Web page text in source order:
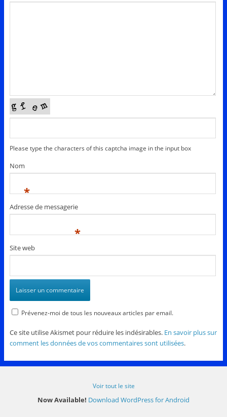
Please type the characters of this captcha image in the input box
Nom
*
Adresse de messagerie
*
Site web
Prévenez-moi de tous les nouveaux articles par email.
Ce site utilise Akismet pour réduire les indésirables. En savoir plus sur
comment les données de vos commentaires sont utilisées.
Voir tout le site
Now Available! Download WordPress for Android